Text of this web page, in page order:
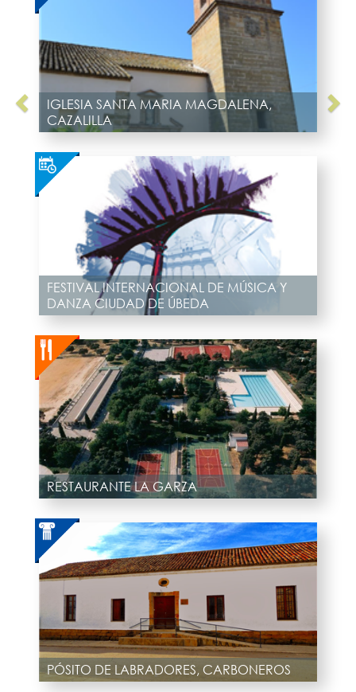
IGLESIA SANTA MARIA MAGDALENA,
CAZALILLA
FESTIVAL INTERNACIONAL DE MÚSICA Y
DANZA CIUDAD DE ÚBEDA
RESTAURANTE LA GARZA
PÓSITO DE LABRADORES, CARBONEROS